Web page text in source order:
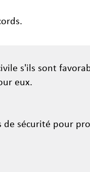
s'ils sont
eux.
sécurité pour